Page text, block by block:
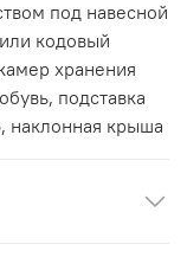
под навесной
кодовый
хранения
подставка
наклонная крыша